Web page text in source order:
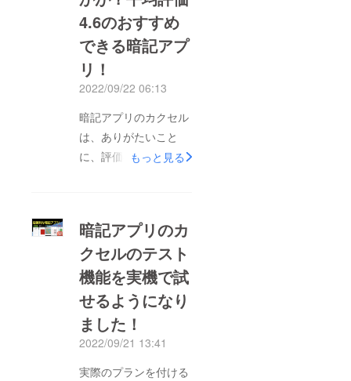
が増える②団体プラン
だと、本来の価格より
割引される為、その差
額の間で、ご生徒様に
提供すれば、代理店の
ような形で、収益を得
られる。(今回追加す
るテスト機能で小テス
な提案です)③暗記ア
プリカクセル上で塾な
らではの単語帳を提供
することで、塾ならで
はのサービスを増やす
ことができる為、生徒
の維持につながる。か
らです。詳しくはご連
4.6のおすすめ
できる暗記アプ
リ！
2022/09/22 06:13
暗記アプリのカクセル
は、ありがたいこと
に、評価4.6の高評価
ないでしょうか？特に
iPadを導入している学
校の方々、iPadの暗記
アプリとしていかがで
しょう。せっかく、
iPadを生徒に配布した
のに、使い倒さないの
は勿体無いと思うので
もっと見る
暗記アプリのカ
クセルのテスト
機能を実機で試
せるようになり
ました！
2022/09/21 13:41
実際のプランを付ける